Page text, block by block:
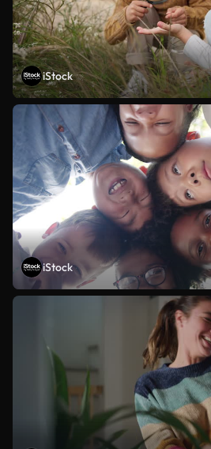
iStock
iStock